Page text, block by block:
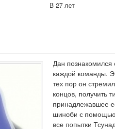
В 27 лет
Дан познакомился
каждой команды.
тех пор он
концов, получить
принадлежавшее
шиноби с помощью
все попытки